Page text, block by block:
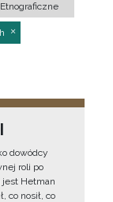
dowódcy
roli po
jest Hetman
co nosił, co